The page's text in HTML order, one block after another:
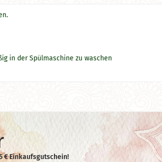
in der Spülmaschine zu waschen
€ Einkaufsgutschein!